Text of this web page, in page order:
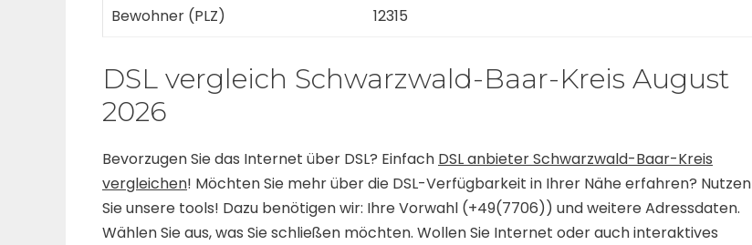
Bewohner (PLZ)
12315
DSL vergleich Schwarzwald-Baar-Kreis August
2026
Bevorzugen Sie das Internet über DSL? Einfach DSL anbieter Schwarzwald-Baar-Kreis
vergleichen! Möchten Sie mehr über die DSL-Verfügbarkeit in Ihrer Nähe erfahren? Nutzen
Sie unsere tools! Dazu benötigen wir: Ihre Vorwahl (+49(7706)) und weitere Adressdaten.
Wählen Sie aus, was Sie schließen möchten. Wollen Sie Internet oder auch interaktives